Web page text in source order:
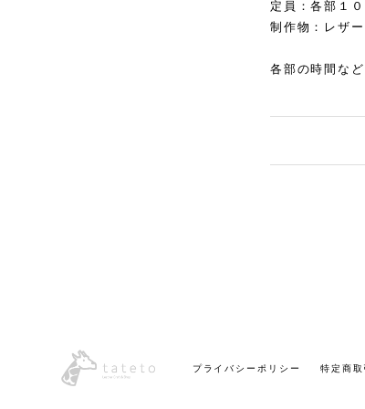
定員：各部１
制作物：レザ
各部の時間な
プライバシーポリシー 特定商